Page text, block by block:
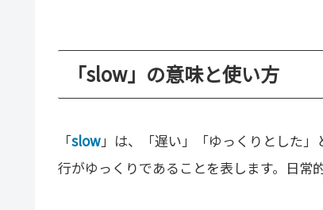
「slow」の意味と使い方
「slow」は、「遅い」「ゆっくりとした
行がゆっくりであることを表します。日常